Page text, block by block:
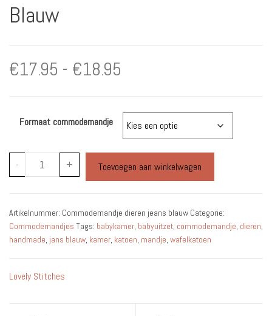
Blauw
€17.95 - €18.95
tot
€18.95
Formaat commodemandje
-
Commodemandje
Dieren
aantal
+ Toevoegen aan winkelwagen
Artikelnummer: Commodemandje dieren jeans blauw Categorie:
Commodemandjes Tags: babykamer babyuitzet commodemandje dieren
handmade jans blauw kamer katoen mandje wafelkatoen
Lovely Stitches